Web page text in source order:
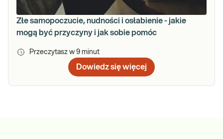
Złe samopoczucie, nudności i osłabienie - jakie
mogą być przyczyny i jak sobie pomóc
Przeczytasz w 9 minut
Dowiedz się więcej